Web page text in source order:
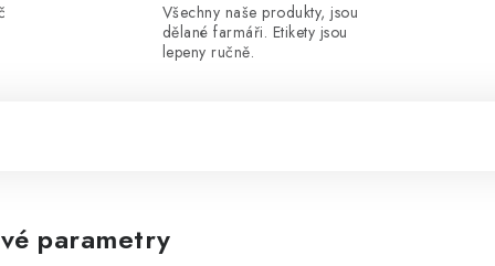
Všechny naše produkty, jsou
dělané farmáři. Etikety jsou
lepeny ručně.
parametry